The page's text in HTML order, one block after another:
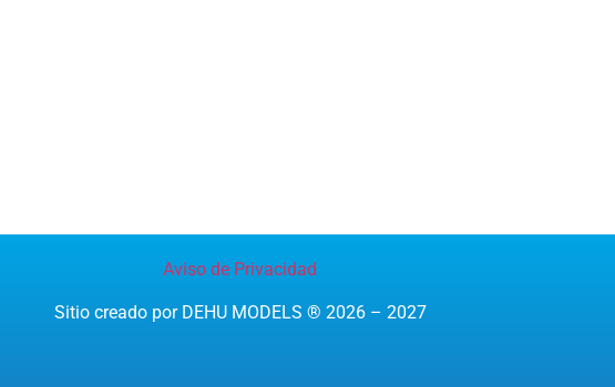
Aviso de Privacidad
Sitio creado por DEHU MODELS ® 2026 – 2027